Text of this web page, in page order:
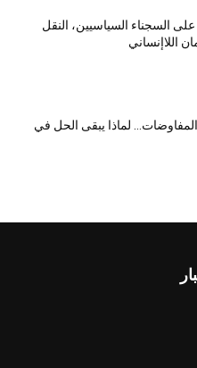
السجناء السياسيين، النقل
اللاإنساني
لماذا يبقى الحل في